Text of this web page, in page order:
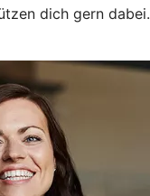
dich gern dabei.